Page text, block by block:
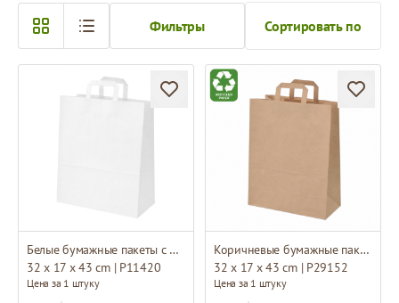
Сортировать по
Фильтры
Белые бумажные пакеты с плоскими ручками
32 x 17 x 43 cm | P11420
Цена за 1 штуку
Коричневые бумажные пакеты с плоскими ручками из переработанной бумаги
32 x 17 x 43 cm | P29152
Цена за 1 штуку